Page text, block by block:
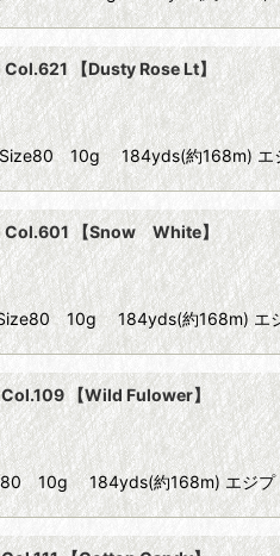
【Dusty Rose Lt】
10g 184yds(約168m) エ
Col.601 【Snow White】
10g 184yds(約168m) エ
【Wild Fulower】
10g 184yds(約168m) エジ